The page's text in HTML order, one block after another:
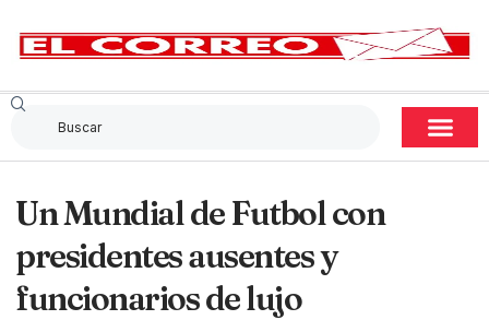
Un Mundial de Futbol con
presidentes ausentes y
funcionarios de lujo